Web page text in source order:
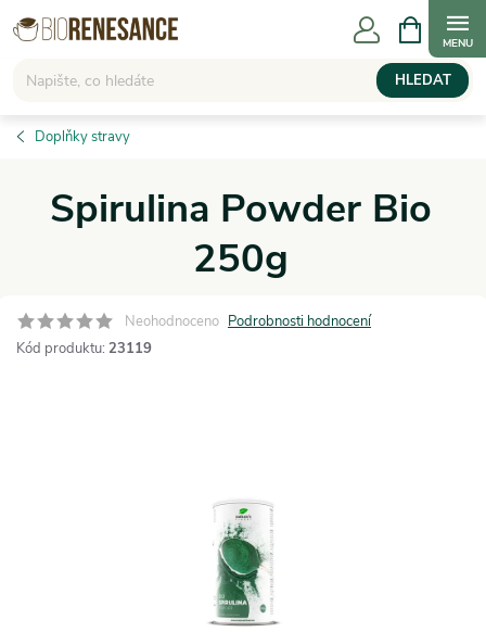
Přejít
na
HLEDAT
NÁKUPNÍ
KOŠÍK
Doplňky stravy
Spirulina Powder Bio
250g
Neohodnoceno Podrobnosti hodnocení
Kód produktu: 23119